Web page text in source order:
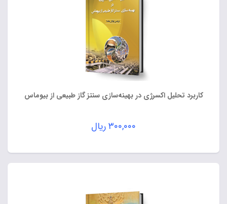
کاربرد تحلیل اکسرژی در بهینه‌سازی سنتز گاز طبیعی از بیوماس
۳۰۰,۰۰۰ریال